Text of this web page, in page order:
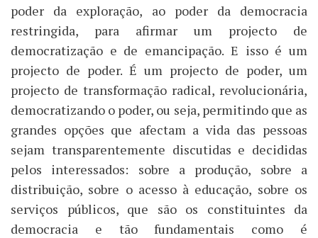
poder da exploração, ao poder da democracia
restringida, para afirmar um projecto de
democratização e de emancipação. E isso é um
projecto de poder. É um projecto de poder, um
projecto de transformação radical, revolucionária,
democratizando o poder, ou seja, permitindo que as
grandes opções que afectam a vida das pessoas
sejam transparentemente discutidas e decididas
pelos interessados: sobre a produção, sobre a
distribuição, sobre o acesso à educação, sobre os
serviços públicos, que são os constituintes da
democracia e tão fundamentais como é